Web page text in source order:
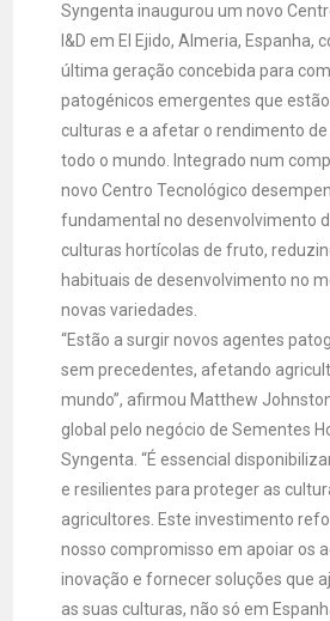
Syngenta inaugurou um novo
I&D em El Ejido, Almeria, Espanha,
última geração concebida para
patogénicos emergentes que
culturas e a afetar o rendimento
todo o mundo. Integrado num
novo Centro Tecnológico
fundamental no desenvolvimento
culturas hortícolas de fruto,
habituais de desenvolvimento no
novas variedades.
“Estão a surgir novos agentes
sem precedentes, afetando
mundo”, afirmou Matthew
global pelo negócio de Sementes
Syngenta. “É essencial
e resilientes para proteger as
agricultores. Este investimento
nosso compromisso em apoiar os
inovação e fornecer soluções que
as suas culturas, não só em